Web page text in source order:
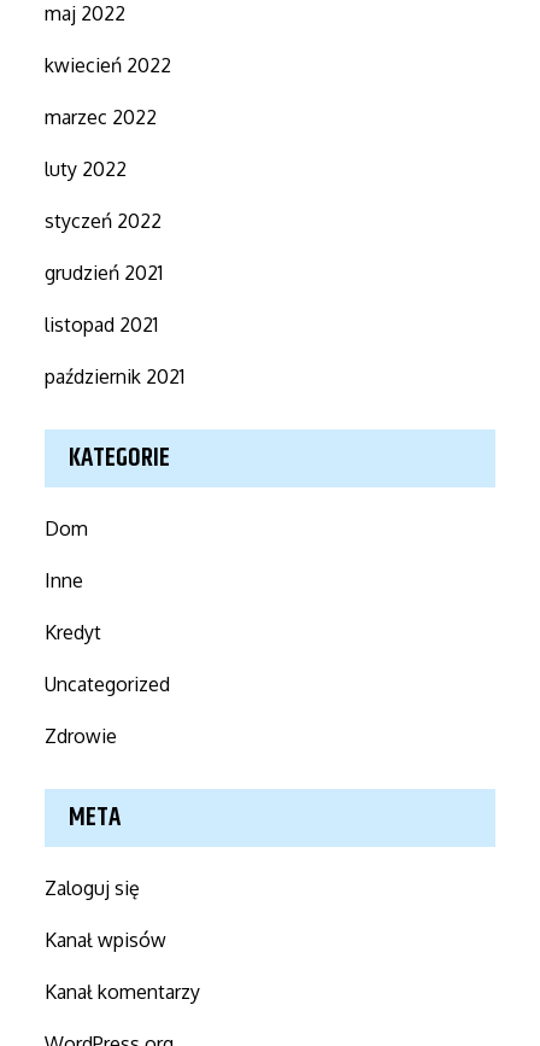
maj 2022
kwiecień 2022
marzec 2022
luty 2022
styczeń 2022
grudzień 2021
listopad 2021
październik 2021
KATEGORIE
Dom
Inne
Kredyt
Uncategorized
Zdrowie
META
Zaloguj się
Kanał wpisów
Kanał komentarzy